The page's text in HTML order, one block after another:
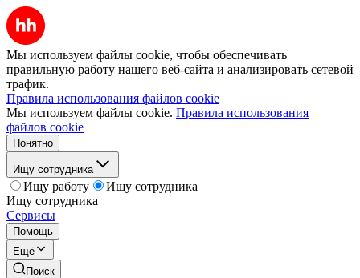
Мы используем файлы cookie, чтобы обеспечивать
правильную работу нашего веб-сайта и анализировать сетевой
трафик.
Правила использования файлов cookie
Мы используем файлы cookie. Правила использования
файлов cookie
Понятно
Ищу сотрудника
Ищу работу
Ищу сотрудника
Ищу сотрудника
Сервисы
Помощь
Ещё
Поиск